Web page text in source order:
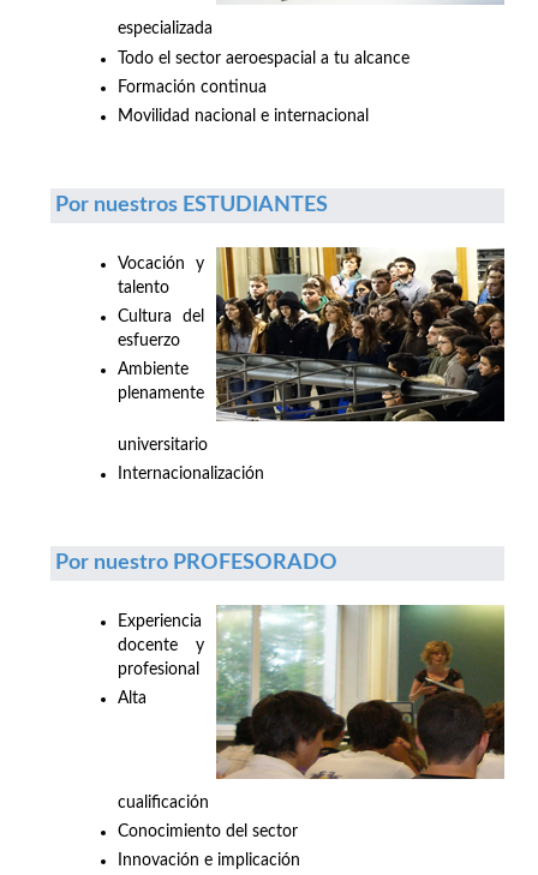
especializada
Todo el sector aeroespacial a tu alcance
Formación continua
Movilidad nacional e internacional
Por nuestros ESTUDIANTES
Vocación y
talento
Cultura del
esfuerzo
Ambiente
plenamente
universitario
Internacionalización
Por nuestro PROFESORADO
Experiencia
docente y
profesional
Alta
cualificación
Conocimiento del sector
Innovación e implicación